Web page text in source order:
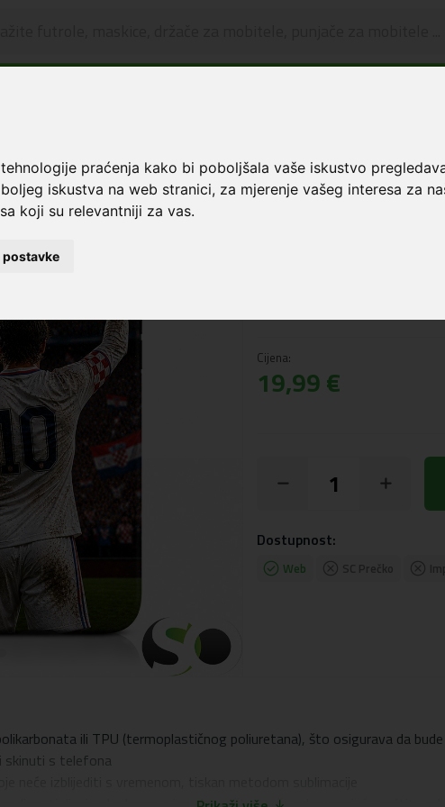
praćenja kako bi poboljšala vaše iskustvo
iskustva na web stranici, za mjerenje vašeg interesa za
koji su relevantniji za vas.
postavke
Premium
Cijena:
19,99 €
Dostupnost:
Web
ili TPU (termoplastičnog poliuretana), što osigurava da
skinuti s telefona